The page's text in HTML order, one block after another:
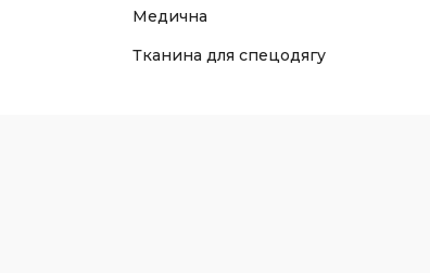
Медична
Тканина для спецодягу